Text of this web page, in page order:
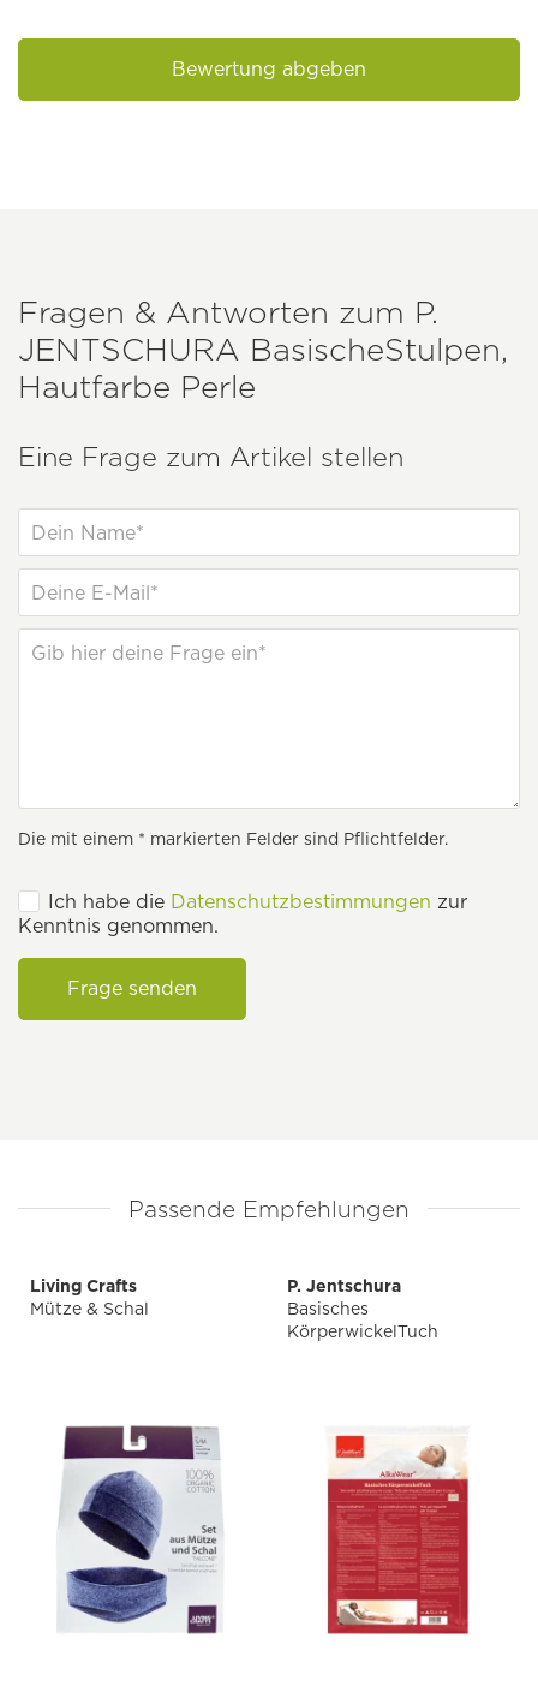
Bewertung abgeben
Fragen & Antworten zum P.
JENTSCHURA BasischeStulpen,
Hautfarbe Perle
Eine Frage zum Artikel stellen
Die mit einem * markierten Felder sind Pflichtfelder.
Ich habe die Datenschutzbestimmungen zur
Kenntnis genommen.
Frage senden
Passende Empfehlungen
Living Crafts
Mütze & Schal
P. Jentschura
Basisches
KörperwickelTuch